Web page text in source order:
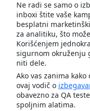
Ne radi se samo o
inboxi štite vaše
besplatni
za analitiku, što
Korišćenjem
sigurnom okruženju
niti dele.
Ako vas zanima
ovaj vodič o
obavezno za QA
spoljnim alatima.